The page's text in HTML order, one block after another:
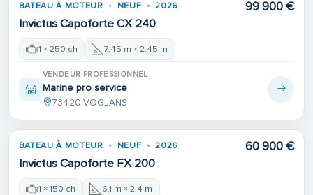
BATEAU À MOTEUR NEUF 2026
Invictus Capoforte CX 240
99 900 €
1 × 250 ch 7,45 m × 2,45 m
VENDEUR PROFESSIONNEL
Marine pro service
73420 VOGLANS
BATEAU À MOTEUR NEUF 2026
Invictus Capoforte FX 200
60 900 €
1 × 150 ch 6,1 m × 2,4 m